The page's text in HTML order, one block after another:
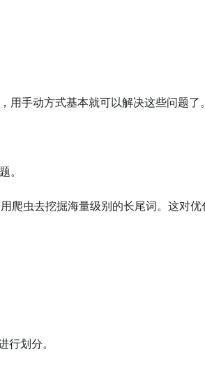
手动方式基本就可以解决这些问题了。
。
虫去挖掘海量级别的长尾词。这对
行划分。